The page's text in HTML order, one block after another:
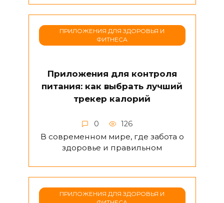
ПРИЛОЖЕНИЯ ДЛЯ ЗДОРОВЬЯ И
ФИТНЕСА
Приложения для контроля
питания: как выбрать лучший
трекер калорий
0 126
В современном мире, где забота о
здоровье и правильном
ПРИЛОЖЕНИЯ ДЛЯ ЗДОРОВЬЯ И